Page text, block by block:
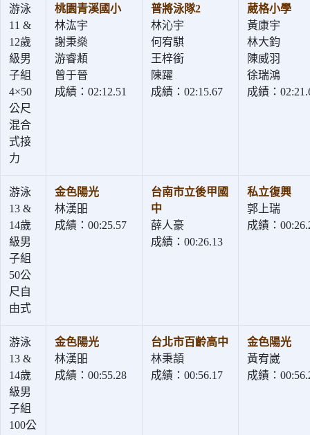
游泳
11 &
12歲
級男
子組
4×50
公尺
混合
式接
力
桃園青溪國小
林汯宇
謝秉燊
游睿頫
曾于晉
成績：02:12.51
普將泳隊2
林沁宇
何宥騏
王梓銜
陳躍
成績：02:15.67
葳格小學
黃康宇
林大鈞
陳威羽
徐瑞鴻
成績：
游泳
13 &
14歲
級男
子組
50公
尺自
由式
金色陽光
林漢昍
成績：00:25.57
台南市立後甲國
中
薛人豪
成績：00:26.13
私立復興
郭上瑞
成績：
游泳
13 &
14歲
級男
子組
100公
金色陽光
林漢昍
成績：00:55.28
台北市百齡高中
林秉頡
成績：00:56.17
金色陽光
黃宥崴
成績：